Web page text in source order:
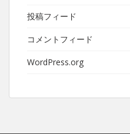
投稿フィード
コメントフィード
WordPress.org